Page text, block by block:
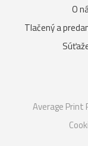
O
Tlačený a
Average Print